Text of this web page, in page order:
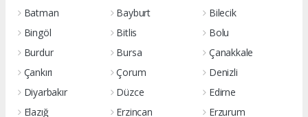
Batman
Bayburt
Bilecik
Bingöl
Bitlis
Bolu
Burdur
Bursa
Çanakkale
Çankırı
Çorum
Denizli
Diyarbakır
Düzce
Edirne
Elazığ
Erzincan
Erzurum